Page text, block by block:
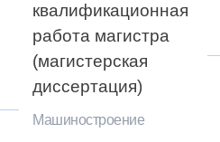
квалификационная
работа магистра
(магистерская
диссертация)
Машиностроение